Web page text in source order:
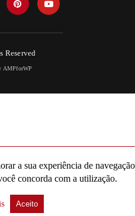
Reserved
AMPforWP
a sua experiência de
concorda com a utilização.
Aceito